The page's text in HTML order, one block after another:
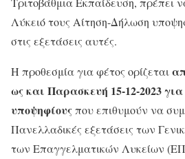
Λύκειό τους Αίτηση-Δήλωση
στις εξετάσεις αυτές.
Η προθεσμία για φέτος ορίζεται
ως και Παρασκευή 15-12-2023 για
υποψηφίουςπου επιθυμούν να
Πανελλαδικές εξετάσεις των
των Επαγγελματικών Λυκείων